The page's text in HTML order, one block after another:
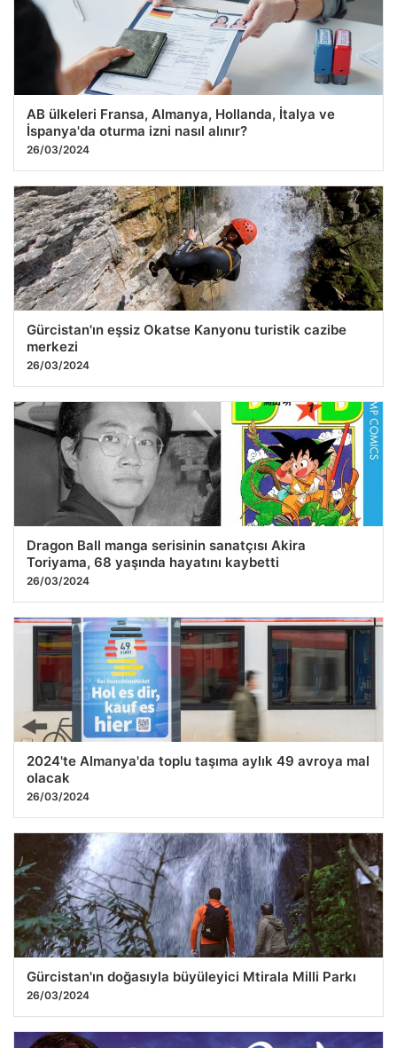
AB ülkeleri Fransa, Almanya, Hollanda, İtalya ve
İspanya'da oturma izni nasıl alınır?
26/03/2024
Gürcistan'ın eşsiz Okatse Kanyonu turistik cazibe
merkezi
26/03/2024
Dragon Ball manga serisinin sanatçısı Akira
Toriyama, 68 yaşında hayatını kaybetti
26/03/2024
2024'te Almanya'da toplu taşıma aylık 49 avroya mal
olacak
26/03/2024
Gürcistan'ın doğasıyla büyüleyici Mtirala Milli Parkı
26/03/2024